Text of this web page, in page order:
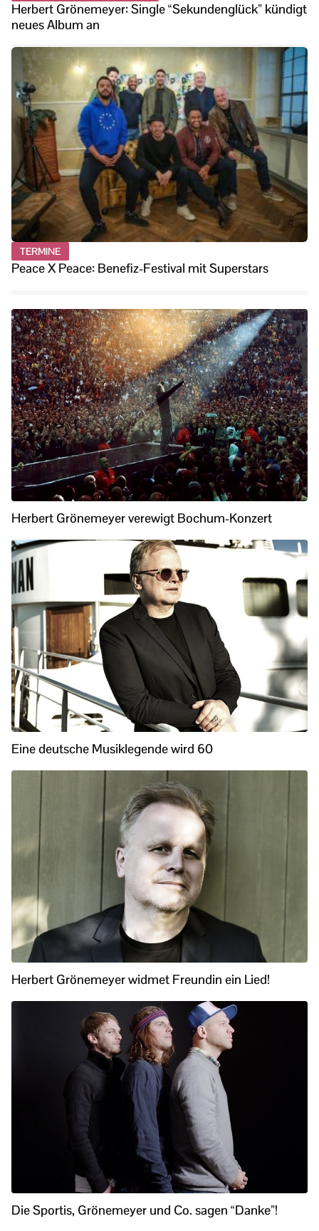
Herbert Grönemeyer: Single “Sekundenglück” kündigt
neues Album an
TERMINE
Peace X Peace: Benefiz-Festival mit Superstars
Herbert Grönemeyer verewigt Bochum-Konzert
Eine deutsche Musiklegende wird 60
Herbert Grönemeyer widmet Freundin ein Lied!
Die Sportis, Grönemeyer und Co. sagen “Danke”!